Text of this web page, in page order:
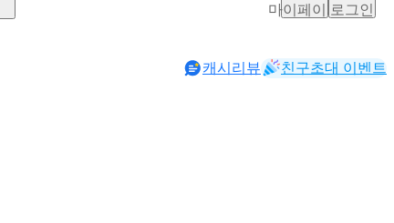
마이페이지로그인
캐시리뷰 친구초대 이벤트